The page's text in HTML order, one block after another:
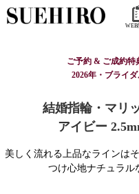
WEB
ご予約 & ご成約特
2026年・ブライ
結婚指輪・マリ
アイビー
美しく流れる上品なラインは
つけ心地ナチュラル